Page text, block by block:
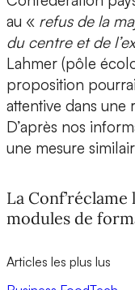
au « refus de la
du centre et de
Lahmer (pôle
proposition
attentive dans une
D’après nos
une mesure
La
modules de
Articles les plus lus